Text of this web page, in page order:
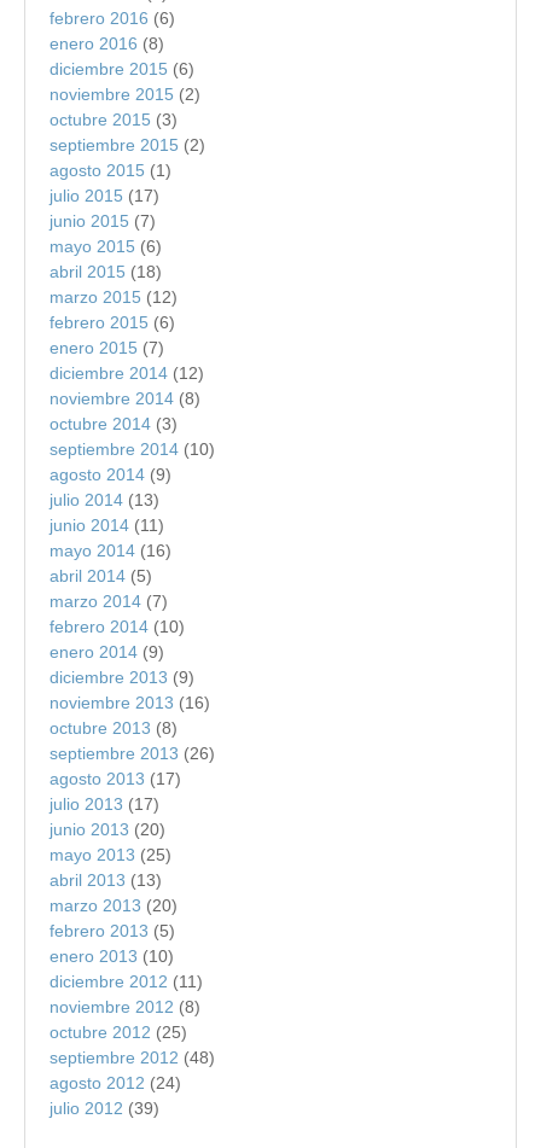
febrero 2016 (6)
enero 2016 (8)
diciembre 2015 (6)
noviembre 2015 (2)
octubre 2015 (3)
septiembre 2015 (2)
agosto 2015 (1)
julio 2015 (17)
junio 2015 (7)
mayo 2015 (6)
abril 2015 (18)
marzo 2015 (12)
febrero 2015 (6)
enero 2015 (7)
diciembre 2014 (12)
noviembre 2014 (8)
octubre 2014 (3)
septiembre 2014 (10)
agosto 2014 (9)
julio 2014 (13)
junio 2014 (11)
mayo 2014 (16)
abril 2014 (5)
marzo 2014 (7)
febrero 2014 (10)
enero 2014 (9)
diciembre 2013 (9)
noviembre 2013 (16)
octubre 2013 (8)
septiembre 2013 (26)
agosto 2013 (17)
julio 2013 (17)
junio 2013 (20)
mayo 2013 (25)
abril 2013 (13)
marzo 2013 (20)
febrero 2013 (5)
enero 2013 (10)
diciembre 2012 (11)
noviembre 2012 (8)
octubre 2012 (25)
septiembre 2012 (48)
agosto 2012 (24)
julio 2012 (39)